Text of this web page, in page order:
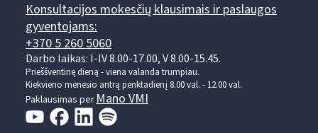
Konsultacijos mokesčių klausimais ir paslaugos
gyventojams:
+370 5 260 5060
Darbo laikas: I-IV 8.00-17.00, V 8.00-15.45.
Prieššventinę dieną - viena valanda trumpiau.
Kiekvieno mėnesio antrą penktadienį 8.00 val. - 12.00 val.
Paklausimas perMano VMI